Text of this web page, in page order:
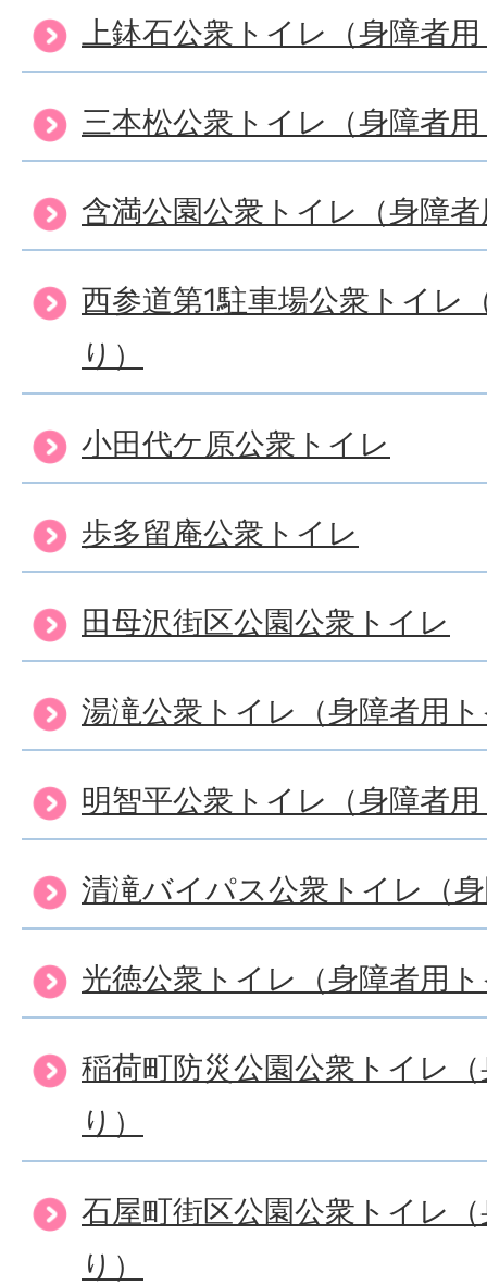
上鉢石公衆トイレ（身障者
三本松公衆トイレ（身障者
含満公園公衆トイレ（身障
西参道第1駐車場公衆トイレ
り）
小田代ケ原公衆トイレ
歩多留庵公衆トイレ
田母沢街区公園公衆トイレ
湯滝公衆トイレ（身障者用
明智平公衆トイレ（身障者
清滝バイパス公衆トイレ（
光徳公衆トイレ（身障者用
稲荷町防災公園公衆トイレ
り）
石屋町街区公園公衆トイレ
り）